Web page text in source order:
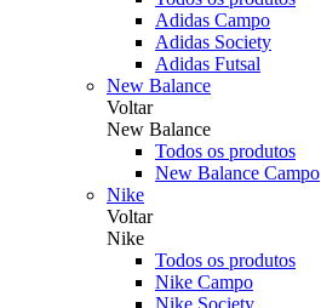
Adidas Campo
Adidas Society
Adidas Futsal
New Balance
Voltar
New Balance
Todos os produtos
New Balance Campo
Nike
Voltar
Nike
Todos os produtos
Nike Campo
Nike Society